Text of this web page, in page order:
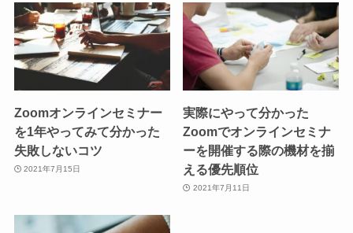
Zoomオンラインセミナー
を1年やってみて分かった
失敗しないコツ
2021年7月15日
実際にやって分かった
Zoomでオンラインセミナ
ーを開催する際の機材を揃
える優先順位
2021年7月11日